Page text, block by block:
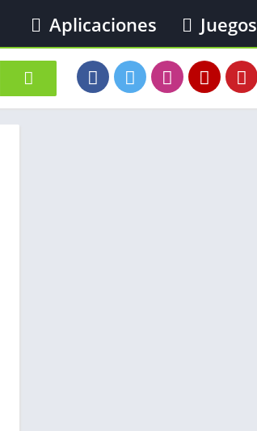
Aplicaciones Juegos